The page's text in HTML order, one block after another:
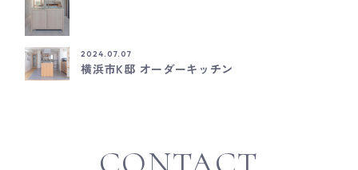
2024.07.07
横浜市K邸 オーダーキッチン